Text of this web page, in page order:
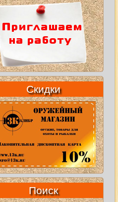
Скидки
Поиск